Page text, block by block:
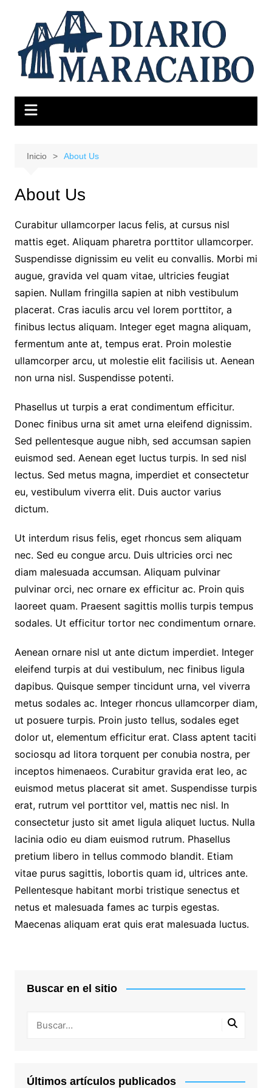
contenido
Inicio About Us
About Us
Curabitur ullamcorper lacus felis, at cursus nisl
mattis eget. Aliquam pharetra porttitor ullamcorper.
Suspendisse dignissim eu velit eu convallis. Morbi mi
augue, gravida vel quam vitae, ultricies feugiat
sapien. Nullam fringilla sapien at nibh vestibulum
placerat. Cras iaculis arcu vel lorem porttitor, a
finibus lectus aliquam. Integer eget magna aliquam,
fermentum ante at, tempus erat. Proin molestie
ullamcorper arcu, ut molestie elit facilisis ut. Aenean
non urna nisl. Suspendisse potenti.
Phasellus ut turpis a erat condimentum efficitur.
Donec finibus urna sit amet urna eleifend dignissim.
Sed pellentesque augue nibh, sed accumsan sapien
euismod sed. Aenean eget luctus turpis. In sed nisl
lectus. Sed metus magna, imperdiet et consectetur
eu, vestibulum viverra elit. Duis auctor varius
dictum.
Ut interdum risus felis, eget rhoncus sem aliquam
nec. Sed eu congue arcu. Duis ultricies orci nec
diam malesuada accumsan. Aliquam pulvinar
pulvinar orci, nec ornare ex efficitur ac. Proin quis
laoreet quam. Praesent sagittis mollis turpis tempus
sodales. Ut efficitur tortor nec condimentum ornare.
Aenean ornare nisl ut ante dictum imperdiet. Integer
eleifend turpis at dui vestibulum, nec finibus ligula
dapibus. Quisque semper tincidunt urna, vel viverra
metus sodales ac. Integer rhoncus ullamcorper diam,
ut posuere turpis. Proin justo tellus, sodales eget
dolor ut, elementum efficitur erat. Class aptent taciti
sociosqu ad litora torquent per conubia nostra, per
inceptos himenaeos. Curabitur gravida erat leo, ac
euismod metus placerat sit amet. Suspendisse turpis
erat, rutrum vel porttitor vel, mattis nec nisl. In
consectetur justo sit amet ligula aliquet luctus. Nulla
lacinia odio eu diam euismod rutrum. Phasellus
pretium libero in tellus commodo blandit. Etiam
vitae purus sagittis, lobortis quam id, ultrices ante.
Pellentesque habitant morbi tristique senectus et
netus et malesuada fames ac turpis egestas.
Maecenas aliquam erat quis erat malesuada luctus.
Buscar en el sitio
Últimos artículos publicados